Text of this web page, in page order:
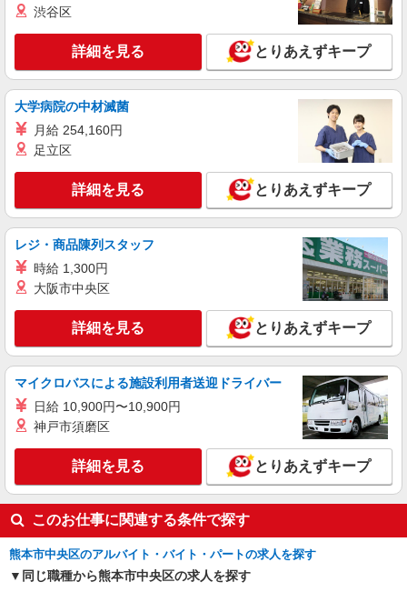
紹介予定派遣
株式会社シエロ
【楽天モバイル】人気機種に詳しくなれる携帯
販売
時給1650円〜1850円（経験・能力による） ※
残業代支給 ★交通費別途支給（規定あり） ゜
+゜・。○。・゜+゜・。○。・゜+゜ 入社祝い金10
有）★ ゜・。○。・゜+゜・。○。・゜+゜
熊本県熊本市中央区の楽天モバイルショップ
キープ 詳細を見る
紹介予定派遣
株式会社シエロ
【docomo】の携帯販売スタッフ
時給1300円〜1400円（経験・能力による） ※
残業代支給 ★交通費別途支給（規定あり） ゜
+゜・。○。・゜+゜・。○。・゜+゜ 入社祝い金10
万円支給(規定有) お友達を紹介頂くと, インセンテ
ィブ支給(規定有) ★月2回払い・週払い可能（規程
有）★ ゜・。○。・゜+゜・。○。・゜+゜
熊本県熊本市中央区のdocomoショップ
詳細を見る
渋谷区
詳細を見る とりあえずキープ
大学病院の中材滅菌
月給 254,160円
足立区
詳細を見る とりあえずキープ
レジ・商品陳列スタッフ
時給 1,300円
大阪市中央区
詳細を見る とりあえずキープ
マイクロバスによる施設利用者送迎ドライバー
日給 10,900円〜10,900円
神戸市須磨区
詳細を見る とりあえずキープ
このお仕事に関連する条件で探す
熊本市中央区のアルバイト・バイト・パートの求人を探す
同じ職種から熊本市中央区の求人を探す